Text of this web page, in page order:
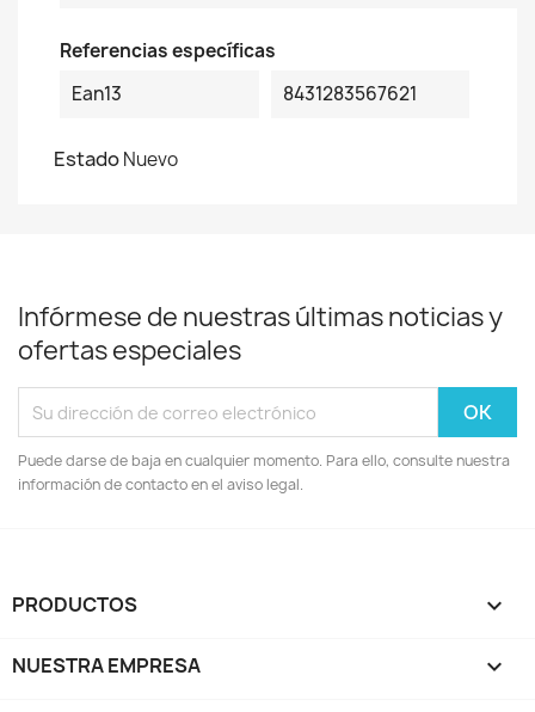
Referencias específicas
Ean13
8431283567621
EstadoNuevo
Infórmese de nuestras últimas noticias y
ofertas especiales
Puede darse de baja en cualquier momento. Para ello, consulte nuestra
información de contacto en el aviso legal.
PRODUCTOS 
NUESTRA EMPRESA 